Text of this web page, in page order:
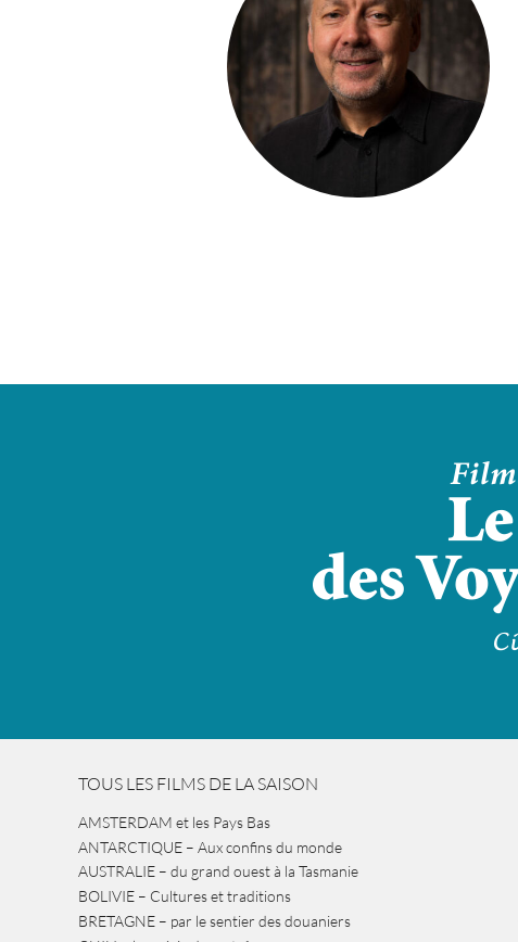
TOUS LES FILMS DE LA SAISON
AMSTERDAM et les Pays Bas
ANTARCTIQUE – Aux confins du monde
AUSTRALIE – du grand ouest à la Tasmanie
BOLIVIE – Cultures et traditions
BRETAGNE – par le sentier des douaniers